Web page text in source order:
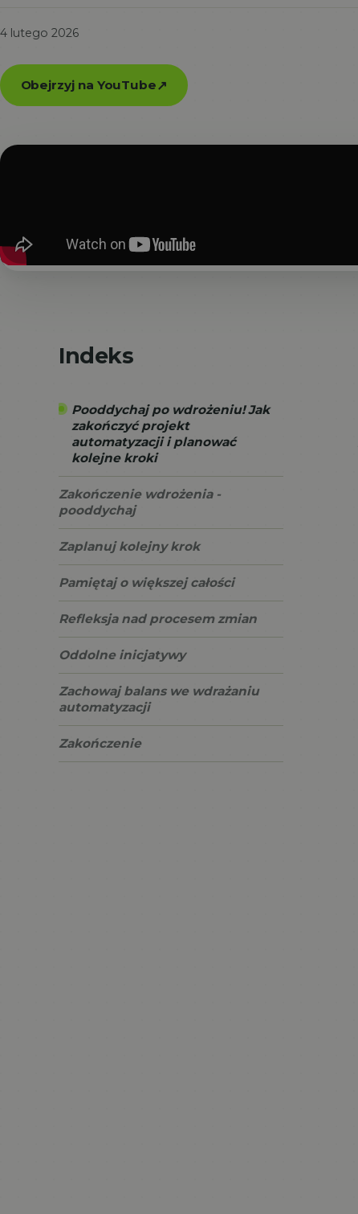
4 lutego 2026
Obejrzyj na YouTube↗
Indeks
Pooddychaj po wdrożeniu! Jak
zakończyć projekt
automatyzacji i planować
kolejne kroki
Zakończenie wdrożenia -
pooddychaj
Zaplanuj kolejny krok
Pamiętaj o większej całości
Refleksja nad procesem zmian
Oddolne inicjatywy
Zachowaj balans we wdrażaniu
automatyzacji
Zakończenie